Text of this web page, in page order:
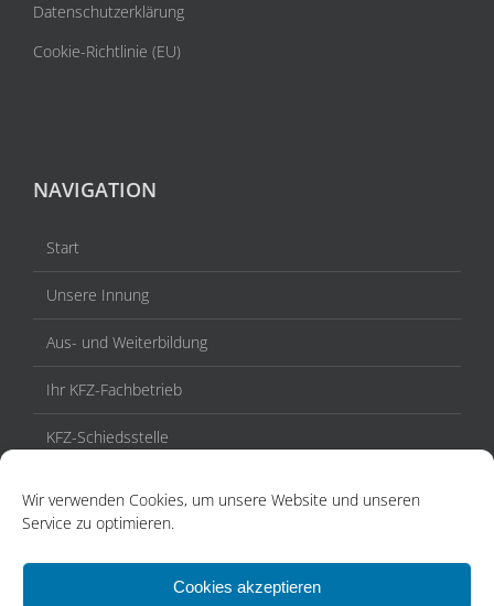
Wir verwenden Cookies, um unsere Website und unseren
Service zu optimieren.
Cookies akzeptieren
Datenschutzerklärung
Cookie-Richtlinie (EU)
NAVIGATION
Start
Unsere Innung
Aus- und Weiterbildung
Ihr KFZ-Fachbetrieb
KFZ-Schiedsstelle
Aktuelles